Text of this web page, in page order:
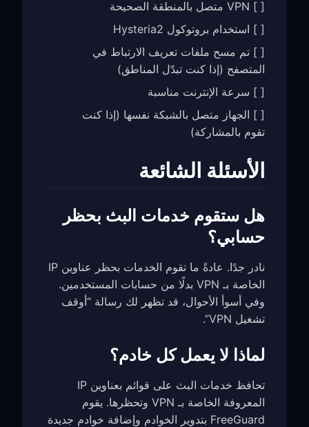
[ ] VPN متصل بالمنطقة الصحيحة
[ ] استخدام بروتوكول Hysteria2
[ ] تم مسح ملفات تعريف الارتباط في
المتصفح (إذا كنت تبدّل المناطق)
[ ] سرعة الإنترنت مناسبة
[ ] الجهاز متصل بالشبكة نفسها (إذا كنت
تقوم بالمشاركة)
الأسئلة الشائعة
هل ستقوم خدمات البث بحظر
حسابي؟
نادر جدًا. عادةً ما تقوم الخدمات بحظر عناوين IP
الخاصة بـ VPN بدلًا من حسابات المستخدمين.
وفي أسوأ الأحوال، قد تظهر لك رسالة “أوقف
تشغيل VPN”.
لماذا لا يعمل كل خادم؟
تحافظ خدمات البث على قوائم بعناوين IP
المعروفة الخاصة بـ VPN وتحظرها. يقوم
FreeGuard بتدوير الخوادم وإضافة خوادم جديدة